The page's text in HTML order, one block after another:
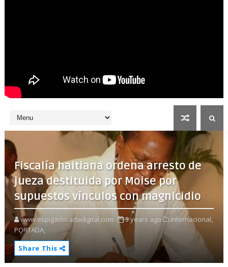
Fiscalía haitiana ordena arresto de
jueza destituida por Moise por
supuestos vínculos con magnicidio
www.espigadoradadigital.com 5 years ago
internacional,
PORTADA,
Share This